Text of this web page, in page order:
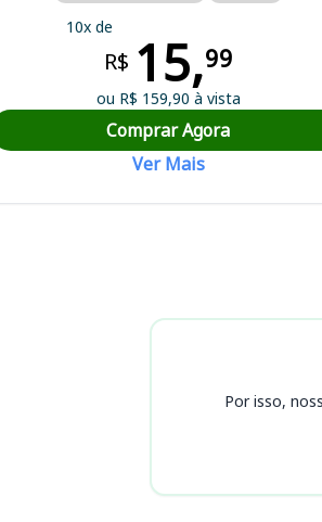
o Concurso ECSP - Cuiabá/MT - Empresa
10x de
R$ 15,99
ou R$ 159,90 à vista
Comprar Agora
Ver Mais
Por isso,